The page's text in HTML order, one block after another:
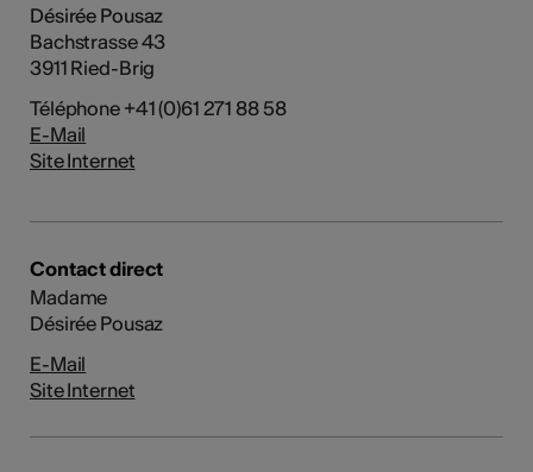
Désirée Pousaz
Bachstrasse 43
3911 Ried-Brig
Téléphone +41 (0)61 271 88 58
E-Mail
Site Internet
Contact direct
Madame
Désirée Pousaz
E-Mail
Site Internet